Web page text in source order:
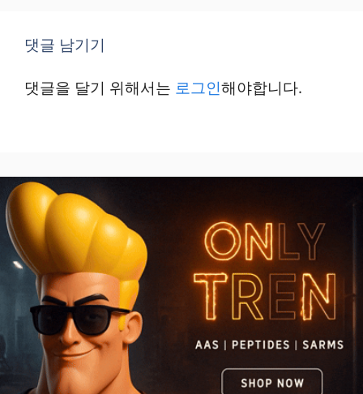
댓글 남기기
댓글을 달기 위해서는 로그인해야합니다.